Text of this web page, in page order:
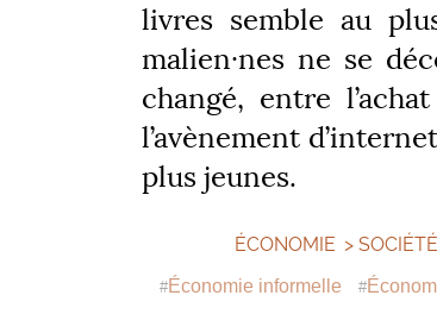
livres semble au
malien·nes ne se
changé, entre
l’avènement
plus jeunes.
ÉCONOMIE >
Économie informelle